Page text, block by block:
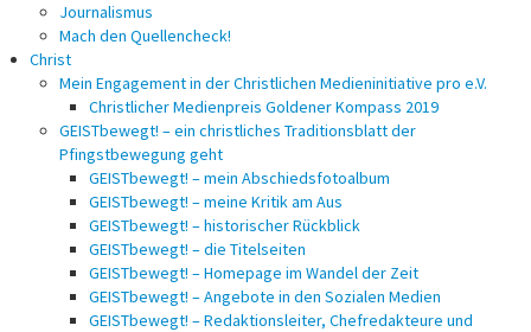
Journalismus
Mach den Quellencheck!
Christ
Mein Engagement in der Christlichen Medieninitiative pro e.V.
Christlicher Medienpreis Goldener Kompass 2019
GEISTbewegt! – ein christliches Traditionsblatt der
Pfingstbewegung geht
GEISTbewegt! – mein Abschiedsfotoalbum
GEISTbewegt! – meine Kritik am Aus
GEISTbewegt! – historischer Rückblick
GEISTbewegt! – die Titelseiten
GEISTbewegt! – Homepage im Wandel der Zeit
GEISTbewegt! – Angebote in den Sozialen Medien
GEISTbewegt! – Redaktionsleiter, Chefredakteure und